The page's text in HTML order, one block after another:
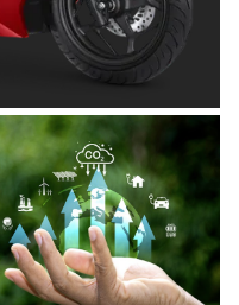
untuk
dan Nyaman